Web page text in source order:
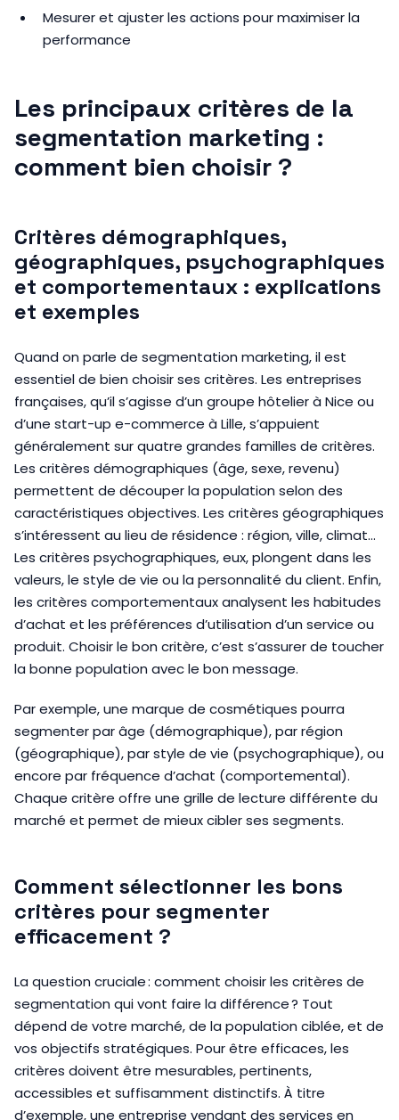
Mesurer et ajuster les actions pour maximiser la
performance
Les principaux critères de la
segmentation marketing :
comment bien choisir ?
Critères démographiques,
géographiques, psychographiques
et comportementaux : explications
et exemples
Quand on parle de segmentation marketing, il est
essentiel de bien choisir ses critères. Les entreprises
françaises, qu’il s’agisse d’un groupe hôtelier à Nice ou
d’une start-up e-commerce à Lille, s’appuient
généralement sur quatre grandes familles de critères.
Les critères démographiques (âge, sexe, revenu)
permettent de découper la population selon des
caractéristiques objectives. Les critères géographiques
s’intéressent au lieu de résidence : région, ville, climat…
Les critères psychographiques, eux, plongent dans les
valeurs, le style de vie ou la personnalité du client. Enfin,
les critères comportementaux analysent les habitudes
d’achat et les préférences d’utilisation d’un service ou
produit. Choisir le bon critère, c’est s’assurer de toucher
la bonne population avec le bon message.
Par exemple, une marque de cosmétiques pourra
segmenter par âge (démographique), par région
(géographique), par style de vie (psychographique), ou
encore par fréquence d’achat (comportemental).
Chaque critère offre une grille de lecture différente du
marché et permet de mieux cibler ses segments.
Comment sélectionner les bons
critères pour segmenter
efficacement ?
La question cruciale : comment choisir les critères de
segmentation qui vont faire la différence ? Tout
dépend de votre marché, de la population ciblée, et de
vos objectifs stratégiques. Pour être efficaces, les
critères doivent être mesurables, pertinents,
accessibles et suffisamment distinctifs. À titre
d’exemple, une entreprise vendant des services en